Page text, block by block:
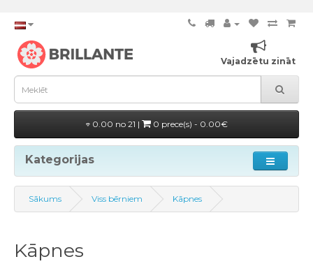
Vajadzētu zināt
0.00 no 21 | 0 prece(s) - 0.00€
Kategorijas
Sākums Viss bērniem Kāpnes
Kāpnes